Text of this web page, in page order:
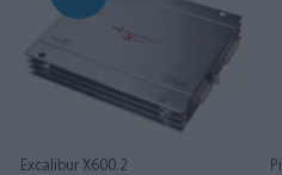
Excalibur X600.2